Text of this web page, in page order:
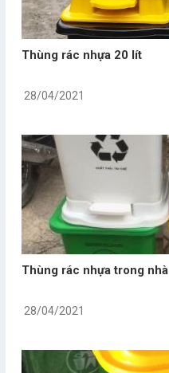
Thùng rác nhựa 20 lít
28/04/2021
Thùng rác nhựa trong nhà
28/04/2021